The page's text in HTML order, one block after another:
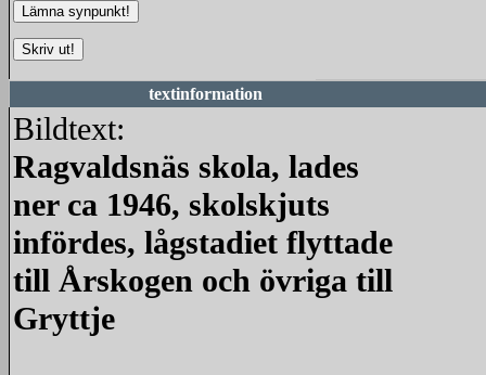
textinformation
Bildtext:
Ragvaldsnäs skola, lades
ner ca 1946, skolskjuts
infördes, lågstadiet flyttade
till Årskogen och övriga till
Gryttje